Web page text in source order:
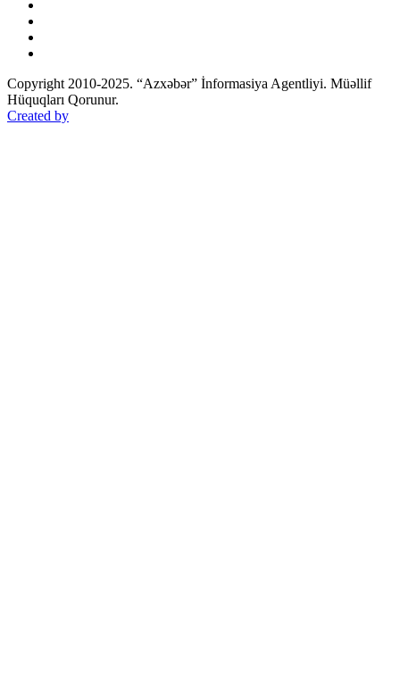
Copyright 2010-2025. “Azxəbər” İnformasiya Agentliyi. Müəllif
Hüquqları Qorunur.
Created by